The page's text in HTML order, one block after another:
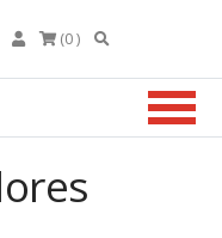
(0 )